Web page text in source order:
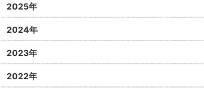
2025年
2024年
2023年
2022年